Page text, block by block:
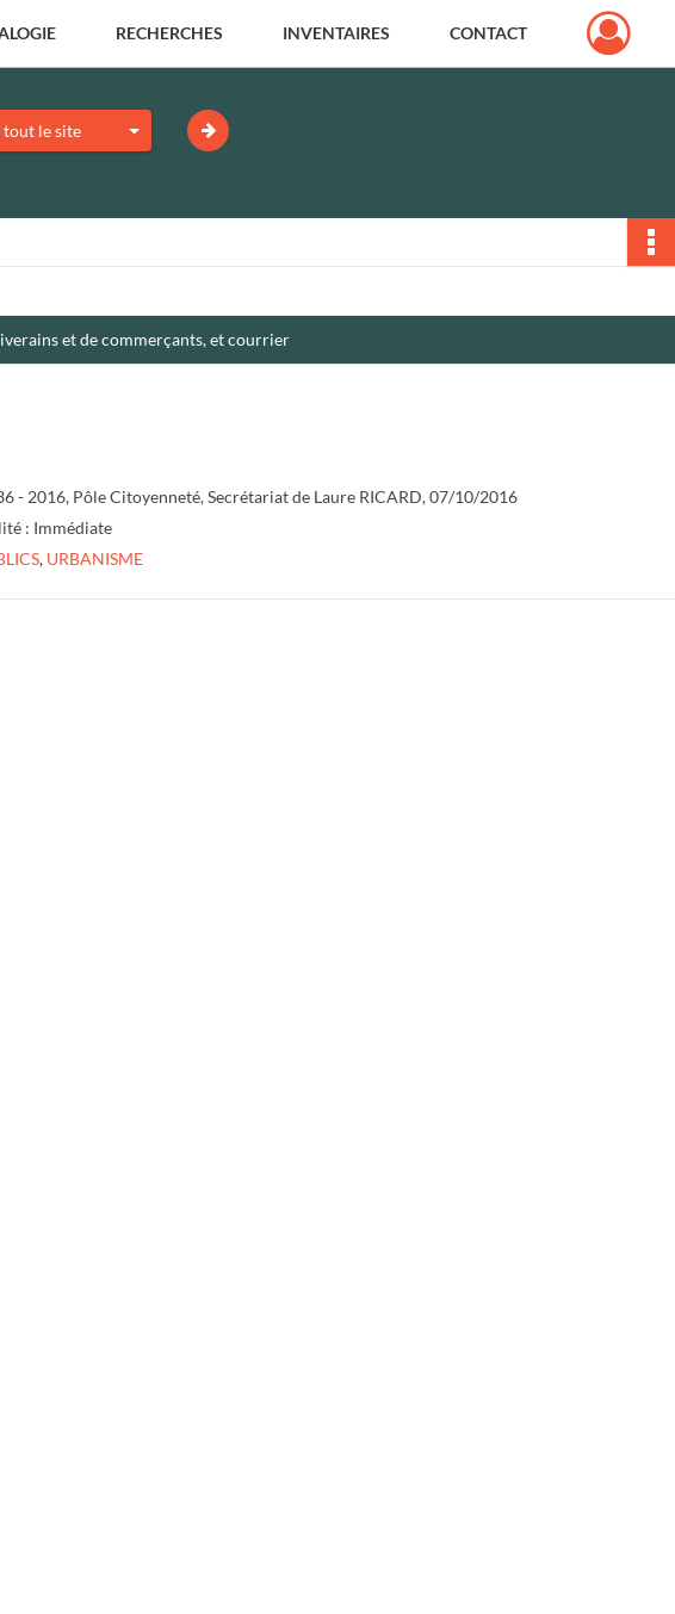
RECHERCHES INVENTAIRES CONTACT
tout le site
et de commerçants, et courrier
- 2016, Pôle Citoyenneté, Secrétariat de Laure RICARD, 07/10/2016
: Immédiate
, URBANISME